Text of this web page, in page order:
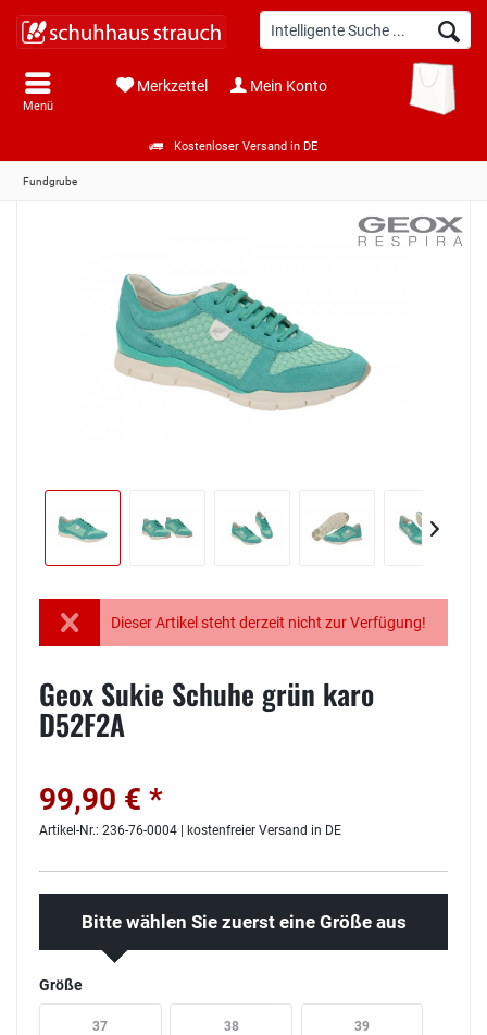
Kostenloser Versand in DE
Menü
Merkzettel Mein Konto
Fundgrube
Dieser Artikel steht derzeit nicht zur Verfügung!
Geox Sukie Schuhe grün karo
D52F2A
99,90 € *
Artikel-Nr.: 236-76-0004 | kostenfreier Versand in DE
Bitte wählen Sie zuerst eine Größe aus
Größe
37 38 39